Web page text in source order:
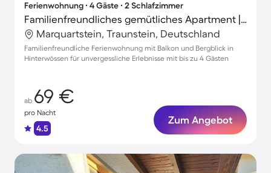
Ferienwohnung ∙ 4 Gäste ∙ 2 Schlafzimmer
Familienfreundliches gemütliches Apartment | Gartenblick
Marquartstein, Traunstein, Deutschland
Familienfreundliche Ferienwohnung mit Balkon und Bergblick in
Hinterwössen für unvergessliche Erlebnisse mit bis zu 4 Gästen
ab 69 €
pro Nacht
4.5
Zum Angebot